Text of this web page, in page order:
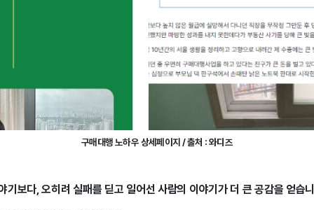
구매대행 노하우 상세페이지 / 출처 : 와디즈
기보다, 오히려 실패를 딛고 일어선 사람의 이야기가 더 큰 공감을 얻습